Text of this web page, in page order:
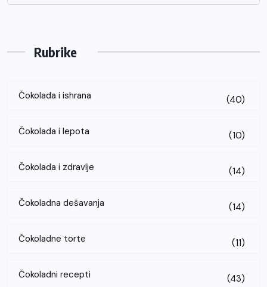
Rubrike
Čokolada i ishrana (40)
Čokolada i lepota (10)
Čokolada i zdravlje (14)
Čokoladna dešavanja (14)
Čokoladne torte (11)
Čokoladni recepti (43)